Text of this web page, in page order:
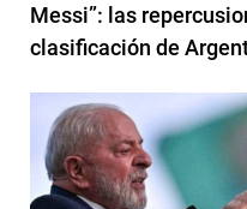
Messi”: las
clasificación de